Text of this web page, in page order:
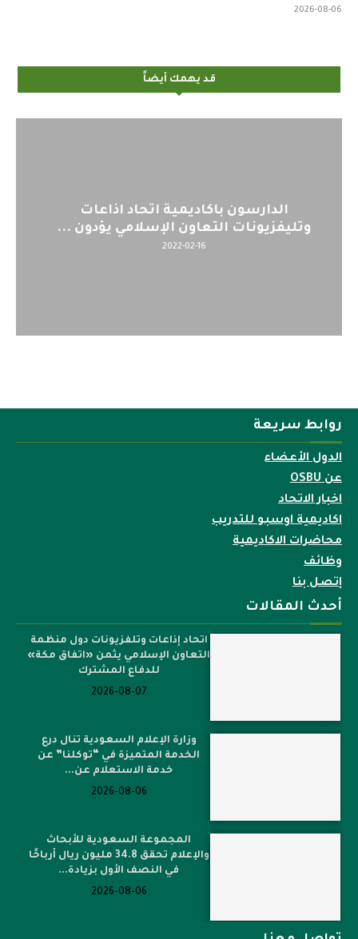
2026-08-06
قد يهمك أيضاً
اليوم : المشاركة بالاجتماع التحضيري
لمنظمي قمة اسيا...
روابط سريعة
الدول الأعضاء
عن OSBU
اخبار الاتحاد
اكاديمية اوسبو للتدريب
محاضرات الاكاديمية
وظائف
إتصل بنا
أحدث المقالات
اتحاد إذاعات وتلفزيونات دول منظمة
التعاون الإسلامي يثمن «اتفاق مكة»
للدفاع المشترك
2026-08-07
وزارة الإعلام السعودية تنال درع
الخدمة المتميزة في “توكلنا” عن
خدمة الاستعلام عن...
2026-08-06
المجموعة السعودية للأبحاث
والإعلام تحقق 34.8 مليون ريال أرباحًا
في النصف الأول بزيادة...
2026-08-06